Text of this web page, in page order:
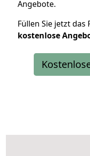
Angebote.
Füllen Sie jetzt
kostenlose